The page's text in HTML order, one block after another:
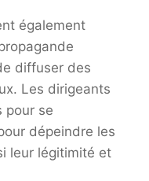
également
diffuser des
Les dirigeants
pour se
dépeindre les
leur légitimité et